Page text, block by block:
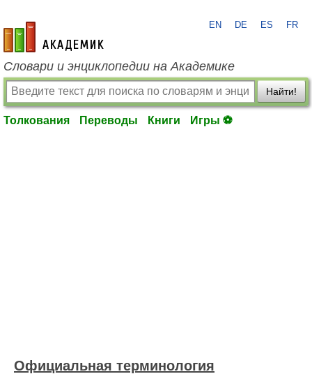
academic.ru
EN DE ES FR
Словари и энциклопедии на Академике
Найти!
Толкования Переводы Книги Игры ⚽
Официальная терминология